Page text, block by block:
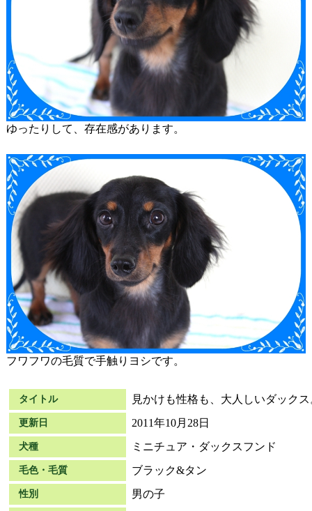
ゆったりして、存在感があります。
フワフワの毛質で手触りヨシです。
タイトル 見かけも性格も、大人しいダックス
更新日 2011年10月28日
犬種 ミニチュア・ダックスフンド
毛色・毛質 ブラック&タン
性別 男の子